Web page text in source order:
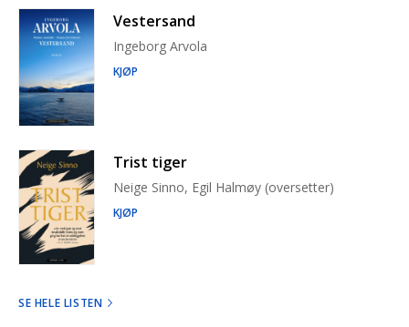
Vestersand
Ingeborg Arvola
KJØP
Trist tiger
Neige Sinno, Egil Halmøy (oversetter)
KJØP
SE HELE LISTEN